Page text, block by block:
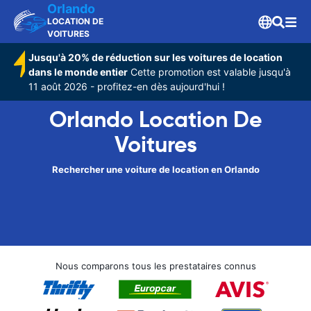
Orlando
LOCATION DE
VOITURES
Jusqu'à 20% de réduction sur les voitures de location
dans le monde entier Cette promotion est valable jusqu'à
11 août 2026 - profitez-en dès aujourd'hui !
Orlando Location De
Voitures
Rechercher une voiture de location en Orlando
Nous comparons tous les prestataires connus